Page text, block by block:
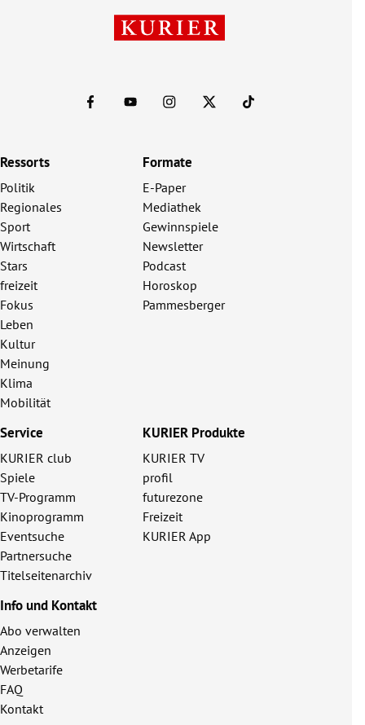
Ressorts
Politik
Regionales
Sport
Wirtschaft
Stars
freizeit
Fokus
Leben
Kultur
Meinung
Klima
Mobilität
Formate
E-Paper
Mediathek
Gewinnspiele
Newsletter
Podcast
Horoskop
Pammesberger
Service
KURIER club
Spiele
TV-Programm
Kinoprogramm
Eventsuche
Partnersuche
Titelseitenarchiv
KURIER Produkte
KURIER TV
profil
futurezone
Freizeit
KURIER App
Info und Kontakt
Abo verwalten
Anzeigen
Werbetarife
FAQ
Kontakt